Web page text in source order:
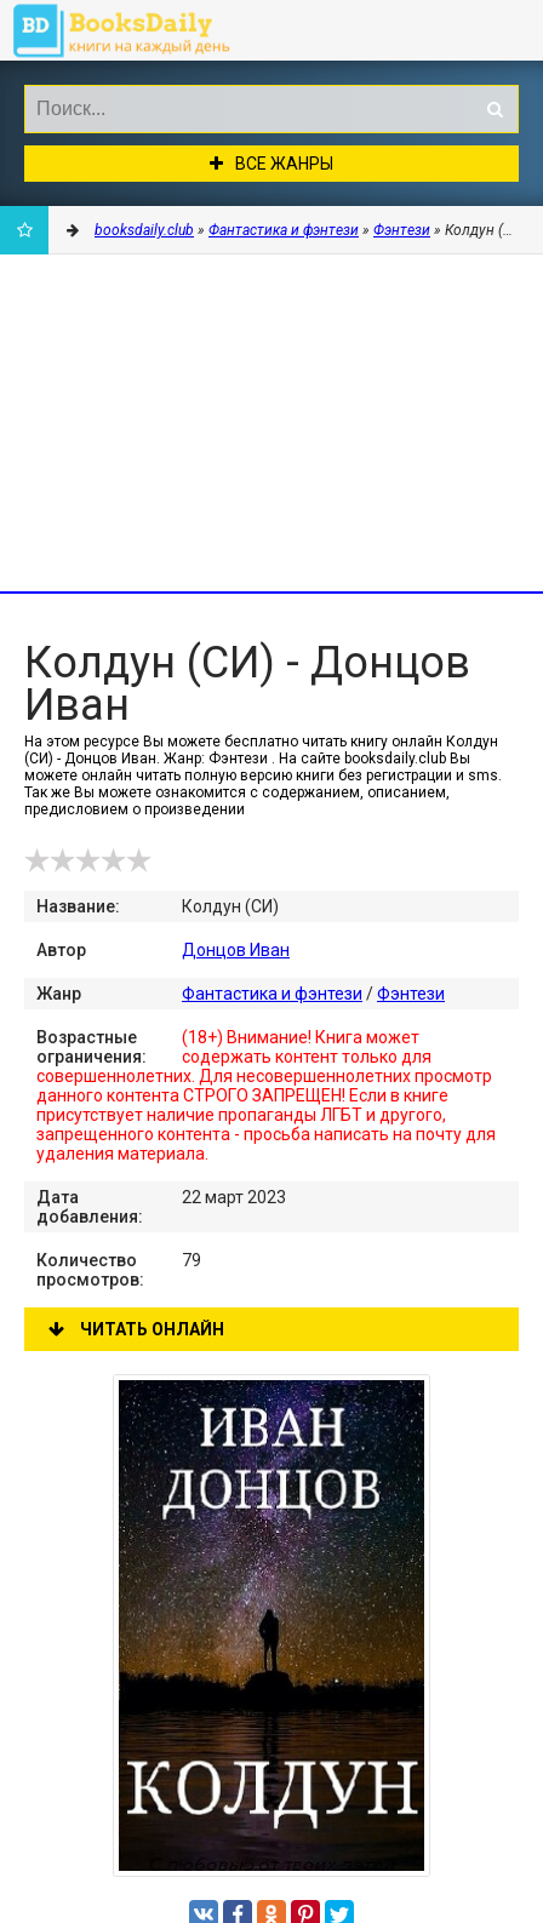
ВСЕ ЖАНРЫ
booksdaily.club » Фантастика и фэнтези » Фэнтези » Колдун (СИ) -
Колдун (СИ) - Донцов
Иван
На этом ресурсе Вы можете бесплатно читать книгу онлайн Колдун
(СИ) - Донцов Иван. Жанр: Фэнтези . На сайте booksdaily.club Вы
можете онлайн читать полную версию книги без регистрации и sms.
Так же Вы можете ознакомится с содержанием, описанием,
предисловием о произведении
Название: Колдун (СИ)
Автор Донцов Иван
Жанр Фантастика и фэнтези /Фэнтези
Возрастные
ограничения:
(18+) Внимание! Книга может
содержать контент только для
совершеннолетних. Для несовершеннолетних просмотр
данного контента СТРОГО ЗАПРЕЩЕН! Если в книге
присутствует наличие пропаганды ЛГБТ и другого,
запрещенного контента - просьба написать на почту для
удаления материала.
Дата
добавления:
22 март 2023
Количество
просмотров:
79
ЧИТАТЬ ОНЛАЙН